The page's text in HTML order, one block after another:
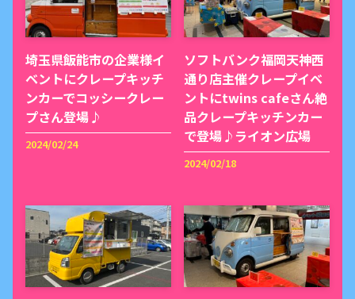
埼玉県飯能市の企業様イ
ベントにクレープキッチ
ンカーでコッシークレー
プさん登場♪
2024/02/24
ソフトバンク福岡天神西
通り店主催クレープイベ
ントにtwins cafeさん絶
品クレープキッチンカー
で登場♪ライオン広場
2024/02/18